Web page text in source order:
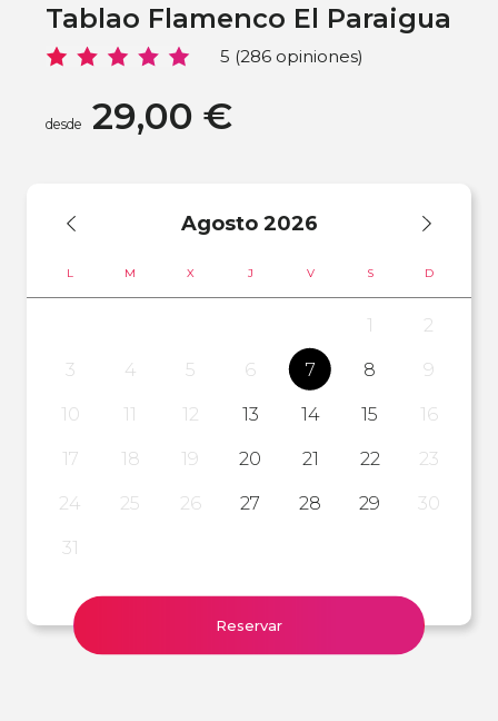
Tablao Flamenco El Paraigua
5 (286 opiniones)
desde 29,00 €
Agosto 2026
L M X J V S D
1
2
3
4 5 6 7 8
9
10
11 12 13 14 15
16
17
18 19 20 21 22
23
24
25 26 27 28 29
30
31
Reservar